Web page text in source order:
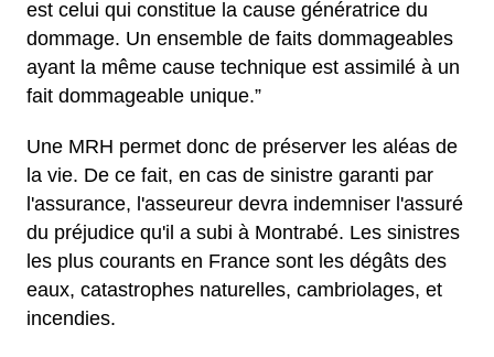
est celui qui constitue la cause génératrice du
dommage. Un ensemble de faits dommageables
ayant la même cause technique est assimilé à un
fait dommageable unique.”
Une MRH permet donc de préserver les aléas de
la vie. De ce fait, en cas de sinistre garanti par
l'assurance, l'asseureur devra indemniser l'assuré
du préjudice qu'il a subi à Montrabé. Les sinistres
les plus courants en France sont les dégâts des
eaux, catastrophes naturelles, cambriolages, et
incendies.